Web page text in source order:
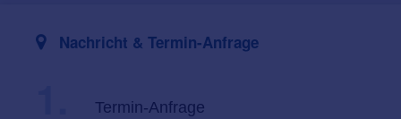
Nachricht & Termin-Anfrage
Termin-Anfrage